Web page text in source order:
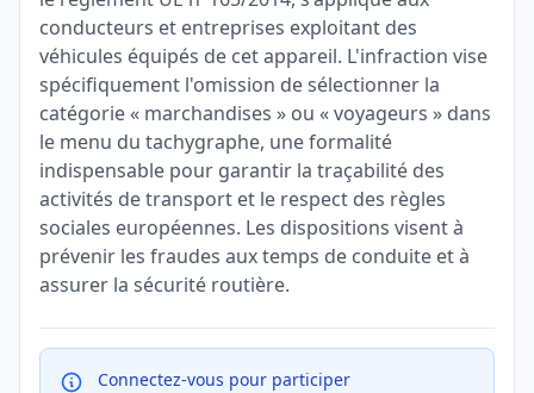
conducteurs et entreprises exploitant des
véhicules équipés de cet appareil. L'infraction vise
spécifiquement l'omission de sélectionner la
catégorie « marchandises » ou « voyageurs » dans
le menu du tachygraphe, une formalité
indispensable pour garantir la traçabilité des
activités de transport et le respect des règles
sociales européennes. Les dispositions visent à
prévenir les fraudes aux temps de conduite et à
assurer la sécurité routière.
Connectez-vous pour participer